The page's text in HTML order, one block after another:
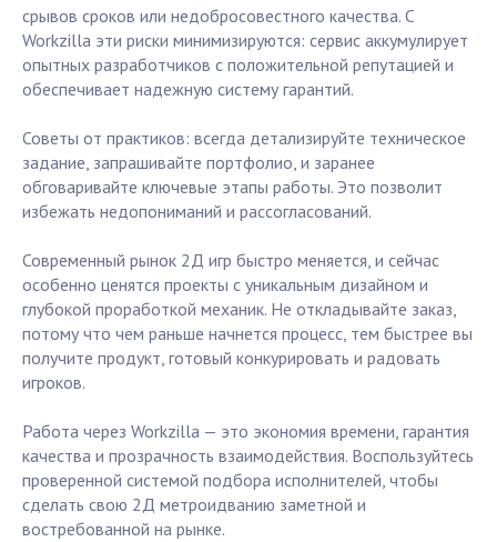
срывов сроков или недобросовестного качества. С
Workzilla эти риски минимизируются: сервис аккумулирует
опытных разработчиков с положительной репутацией и
обеспечивает надежную систему гарантий.
Советы от практиков: всегда детализируйте техническое
задание, запрашивайте портфолио, и заранее
обговаривайте ключевые этапы работы. Это позволит
избежать недопониманий и рассогласований.
Современный рынок 2Д игр быстро меняется, и сейчас
особенно ценятся проекты с уникальным дизайном и
глубокой проработкой механик. Не откладывайте заказ,
потому что чем раньше начнется процесс, тем быстрее вы
получите продукт, готовый конкурировать и радовать
игроков.
Работа через Workzilla — это экономия времени, гарантия
качества и прозрачность взаимодействия. Воспользуйтесь
проверенной системой подбора исполнителей, чтобы
сделать свою 2Д метроидванию заметной и
востребованной на рынке.